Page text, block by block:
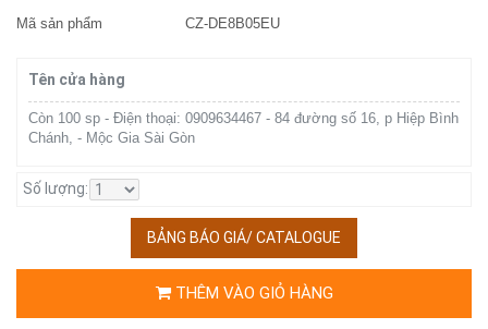
Mã sản phẩm CZ-DE8B05EU
Tên cửa hàng
Còn 100 sp - Điện thoại: 0909634467 - 84 đường số 16, p Hiệp Bình
Chánh, - Mộc Gia Sài Gòn
Số lượng:
BẢNG BÁO GIÁ/ CATALOGUE
THÊM VÀO GIỎ HÀNG